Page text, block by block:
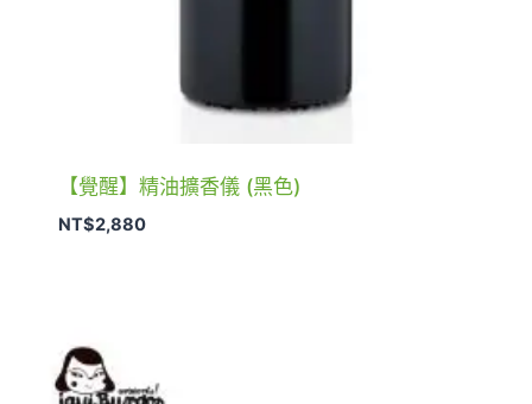
【覺醒】精油擴香儀 (黑色)
NT$2,880